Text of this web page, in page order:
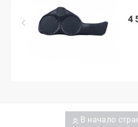
4
В начало